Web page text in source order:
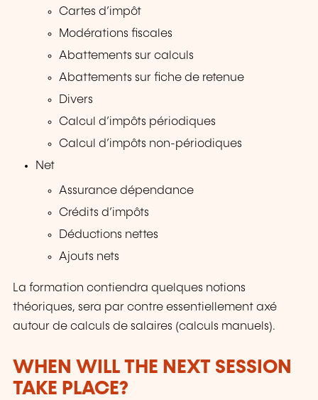
Cartes d’impôt
Modérations fiscales
Abattements sur calculs
Abattements sur fiche de retenue
Divers
Calcul d’impôts périodiques
Calcul d’impôts non-périodiques
Net
Assurance dépendance
Crédits d’impôts
Déductions nettes
Ajouts nets
La formation contiendra quelques notions
théoriques, sera par contre essentiellement axé
autour de calculs de salaires (calculs manuels).
WHEN WILL THE NEXT SESSION
TAKE PLACE?